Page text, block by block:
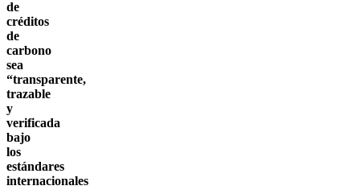
de
créditos
de
carbono
sea
“transparente,
trazable
y
verificada
bajo
los
estándares
internacionales